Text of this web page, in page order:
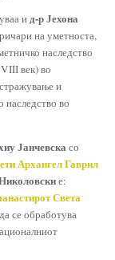
ид-р Јехона
на уметноста,
наследство
век) во
и
наследство во
Јанчевска со
Архангел Гаврил
е:
Света
се обработува